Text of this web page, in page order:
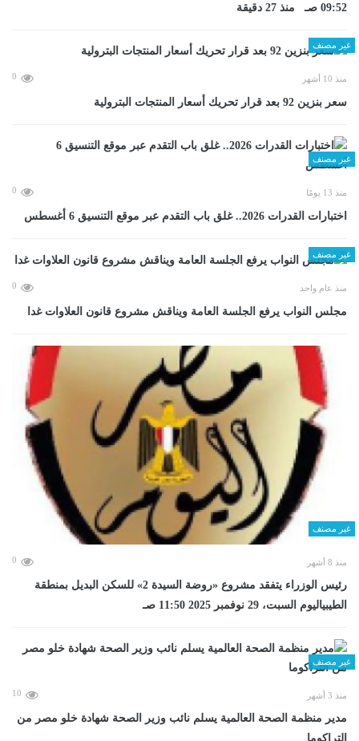
09:52 صـ منذ 27 دقيقة
غير مصنف
منذ 10 أشهر 0
سعر بنزين 92 بعد قرار تحريك أسعار المنتجات البترولية
غير مصنف
منذ 13 يومًا 0
اختبارات القدرات 2026.. غلق باب التقدم عبر موقع التنسيق 6 أغسطس
غير مصنف
منذ عام واحد 0
مجلس النواب يرفع الجلسة العامة ويناقش مشروع قانون العلاوات غدا
غير مصنف
منذ 8 أشهر 0
رئيس الوزراء يتفقد مشروع «روضة السيدة 2» للسكن البديل بمنطقة
الطيبياليوم السبت، 29 نوفمبر 2025 11:50 صـ
غير مصنف
منذ 3 أشهر 10
مدير منظمة الصحة العالمية يسلم نائب وزير الصحة شهادة خلو مصر من
التراكوما